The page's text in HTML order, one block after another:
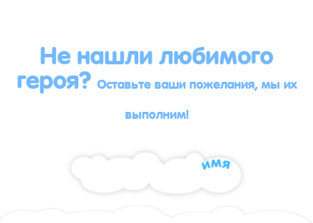
Не нашли любимого
героя?Оставьте ваши пожелания, мы их
выполним!